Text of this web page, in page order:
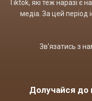
Tiktok, які теж наразі є
медіа. За цей період
Зв'язатись з
Долучайся до